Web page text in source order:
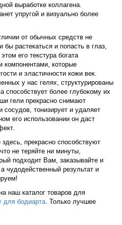
выработке коллагена.
упругой и визуально более
от обычных средств не
растекаться и попасть в глаз,
его текстура богата
компонентами, которые
и эластичности кожи век.
у нас гелях, структурированы
более глубокому их
гели прекрасно снимают
сосудов, тонизирует и удаляет
его использовании он даст
прекрасно способствуют
не теряйте ни минуты,
подходит Вам, заказывайте и
чудодейственный результат и
наш каталог товаров для
для бодиарта. Только лучшее